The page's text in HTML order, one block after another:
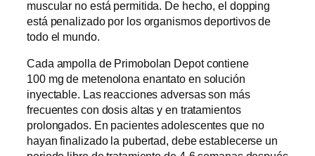
muscular no está permitida. De hecho, el dopping
está penalizado por los organismos deportivos de
todo el mundo.
Cada ampolla de Primobolan Depot contiene
100 mg de metenolona enantato en solución
inyectable. Las reacciones adversas son más
frecuentes con dosis altas y en tratamientos
prolongados. En pacientes adolescentes que no
hayan finalizado la pubertad, debe establecerse un